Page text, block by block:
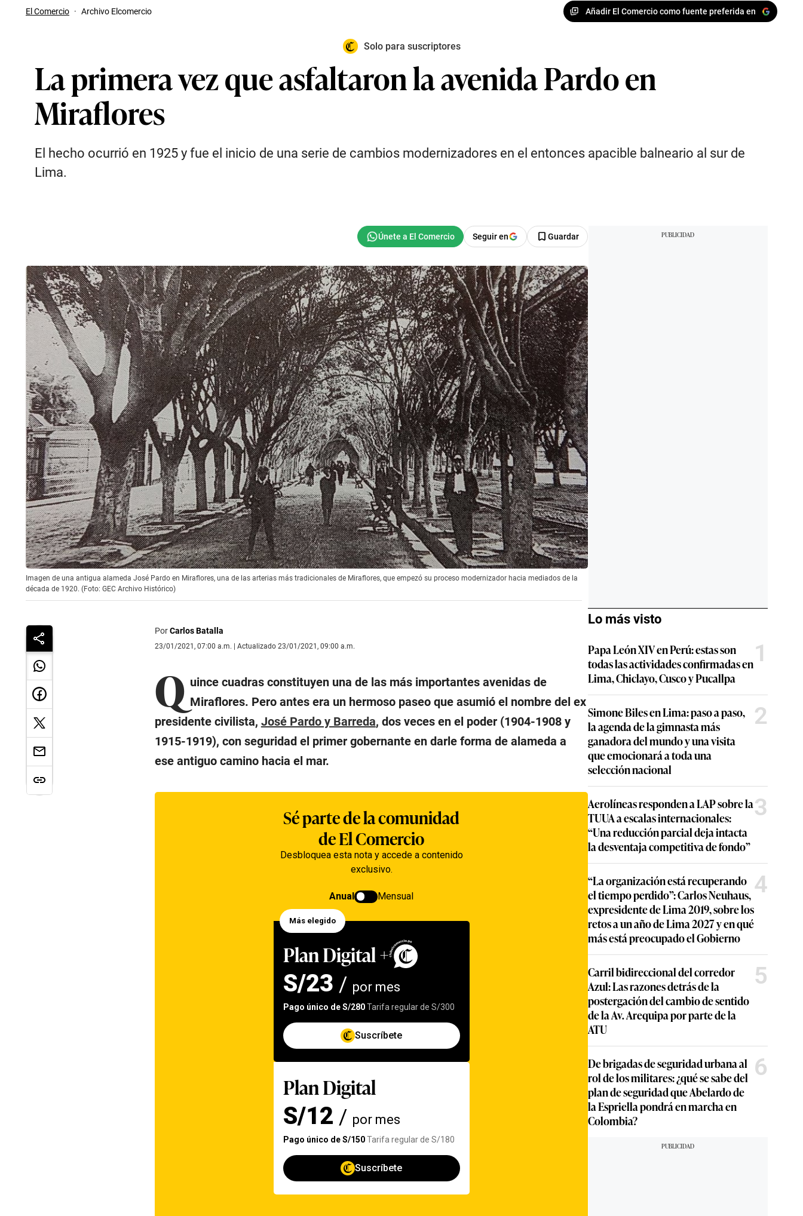
El Comercio · Archivo Elcomercio Añadir El Comercio como fuente preferida en
Solo para suscriptores
La primera vez que asfaltaron la avenida Pardo en
Miraflores
El hecho ocurrió en 1925 y fue el inicio de una serie de cambios modernizadores en el entonces apacible balneario al sur de
Lima.
Seguir en Guardar
Imagen de una antigua alameda José Pardo en Miraflores, una de las arterias más tradicionales de Miraflores, que empezó su proceso modernizador hacia mediados de la
década de 1920. (Foto: GEC Archivo Histórico)
PorCarlos Batalla
23/01/2021, 07:00 a.m. | Actualizado 23/01/2021, 09:00 a.m.
Q uince cuadras constituyen una de las más importantes avenidas de
Miraflores. Pero antes era un hermoso paseo que asumió el nombre del ex
presidente civilista, José Pardo y Barreda, dos veces en el poder (1904-1908 y
1915-1919), con seguridad el primer gobernante en darle forma de alameda a
ese antiguo camino hacia el mar.
Lo más visto
Papa León XIV en Perú: estas son
todas las actividades confirmadas en
Lima, Chiclayo, Cusco y Pucallpa
1
Simone Biles en Lima: paso a paso,
la agenda de la gimnasta más
ganadora del mundo y una visita
que emocionará a toda una
selección nacional
2
Aerolíneas responden a LAP sobre la
TUUA a escalas internacionales:
“Una reducción parcial deja intacta
la desventaja competitiva de fondo”
3
“La organización está recuperando
el tiempo perdido”: Carlos Neuhaus,
expresidente de Lima 2019, sobre los
retos a un año de Lima 2027 y en qué
más está preocupado el Gobierno
4
Carril bidireccional del corredor
Azul: Las razones detrás de la
postergación del cambio de sentido
de la Av. Arequipa por parte de la
ATU
5
De brigadas de seguridad urbana al
rol de los militares: ¿qué se sabe del
plan de seguridad que Abelardo de
la Espriella pondrá en marcha en
Colombia?
6